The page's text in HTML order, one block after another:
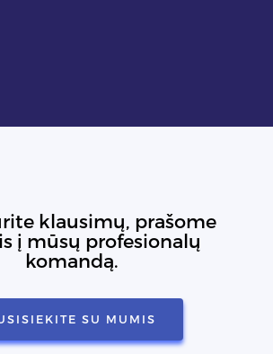
klausimų, prašome
į mūsų profesionalų
komandą.
SU MUMIS